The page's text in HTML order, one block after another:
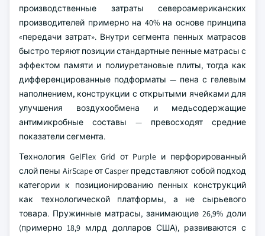
производственные затраты североамериканских
производителей примерно на 40% на основе принципа
«передачи затрат». Внутри сегмента пенных матрасов
быстро теряют позиции стандартные пенные матрасы с
эффектом памяти и полиуретановые плиты, тогда как
дифференцированные подформаты — пена с гелевым
наполнением, конструкции с открытыми ячейками для
улучшения воздухообмена и медьсодержащие
антимикробные составы — превосходят средние
показатели сегмента.
Технология GelFlex Grid от Purple и перфорированный
слой пены AirScape от Casper представляют собой подход
категории к позиционированию пенных конструкций
как технологической платформы, а не сырьевого
товара. Пружинные матрасы, занимающие 26,9% доли
(примерно 18,9 млрд долларов США), развиваются с